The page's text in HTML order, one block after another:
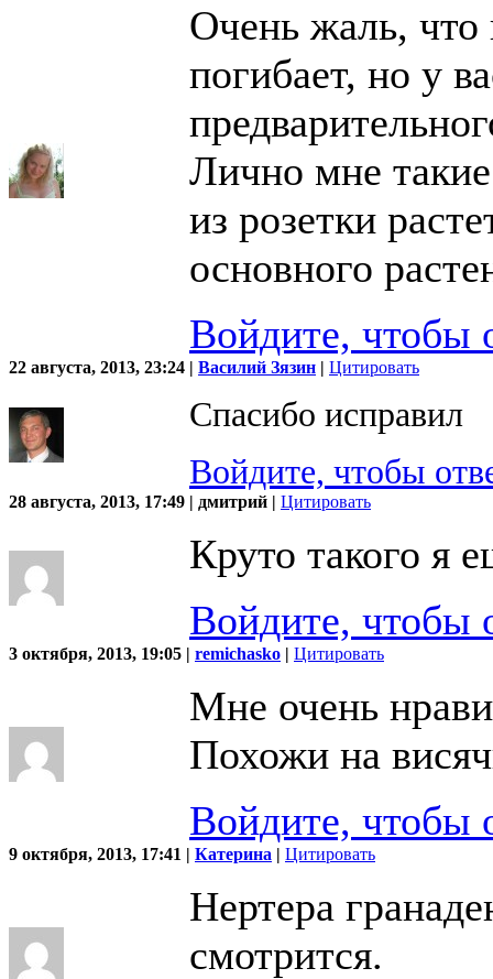
Очень жаль, что
погибает, но у
Лично мне такие
из розетки
основного
Войдите, чтобы
22 августа, 2013, 23:24 | Василий Зязин | Цитировать
Спасибо исправил
Войдите, чтобы
28 августа, 2013, 17:49 | дмитрий | Цитировать
Круто такого я
Войдите, чтобы
3 октября, 2013, 19:05 | remichasko | Цитировать
Мне очень
Похожи на
Войдите, чтобы
9 октября, 2013, 17:41 | Катерина | Цитировать
Нертера
смотрится.